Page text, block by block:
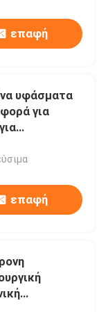
επαφή
υφάσματα
για
επαφή